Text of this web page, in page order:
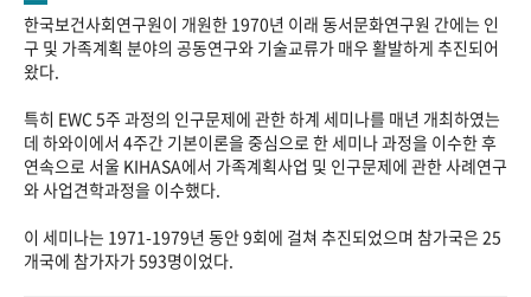
한국보건사회연구원이 개원한 1970년 이래 동서문화연구원 간에는 인
구 및 가족계획 분야의 공동연구와 기술교류가 매우 활발하게 추진되어
왔다.
특히 EWC 5주 과정의 인구문제에 관한 하계 세미나를 매년 개최하였는
데 하와이에서 4주간 기본이론을 중심으로 한 세미나 과정을 이수한 후
연속으로 서울 KIHASA에서 가족계획사업 및 인구문제에 관한 사례연구
와 사업견학과정을 이수했다.
이 세미나는 1971-1979년 동안 9회에 걸쳐 추진되었으며 참가국은 25
개국에 참가자가 593명이었다.